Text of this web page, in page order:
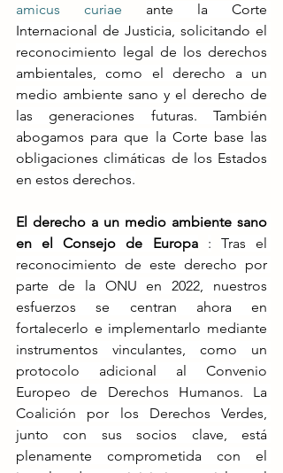
amicus curiae ante la Corte
Internacional de Justicia, solicitando el
reconocimiento legal de los derechos
ambientales, como el derecho a un
medio ambiente sano y el derecho de
las generaciones futuras. También
abogamos para que la Corte base las
obligaciones climáticas de los Estados
en estos derechos.
El derecho a un medio ambiente sano
en el Consejo de Europa
:
Tras el
reconocimiento de este derecho por
parte de la ONU en 2022, nuestros
esfuerzos se centran ahora en
fortalecerlo e implementarlo mediante
instrumentos vinculantes, como un
protocolo adicional al Convenio
Europeo de Derechos Humanos. La
Coalición por los Derechos Verdes,
junto con sus socios clave, está
plenamente comprometida con el